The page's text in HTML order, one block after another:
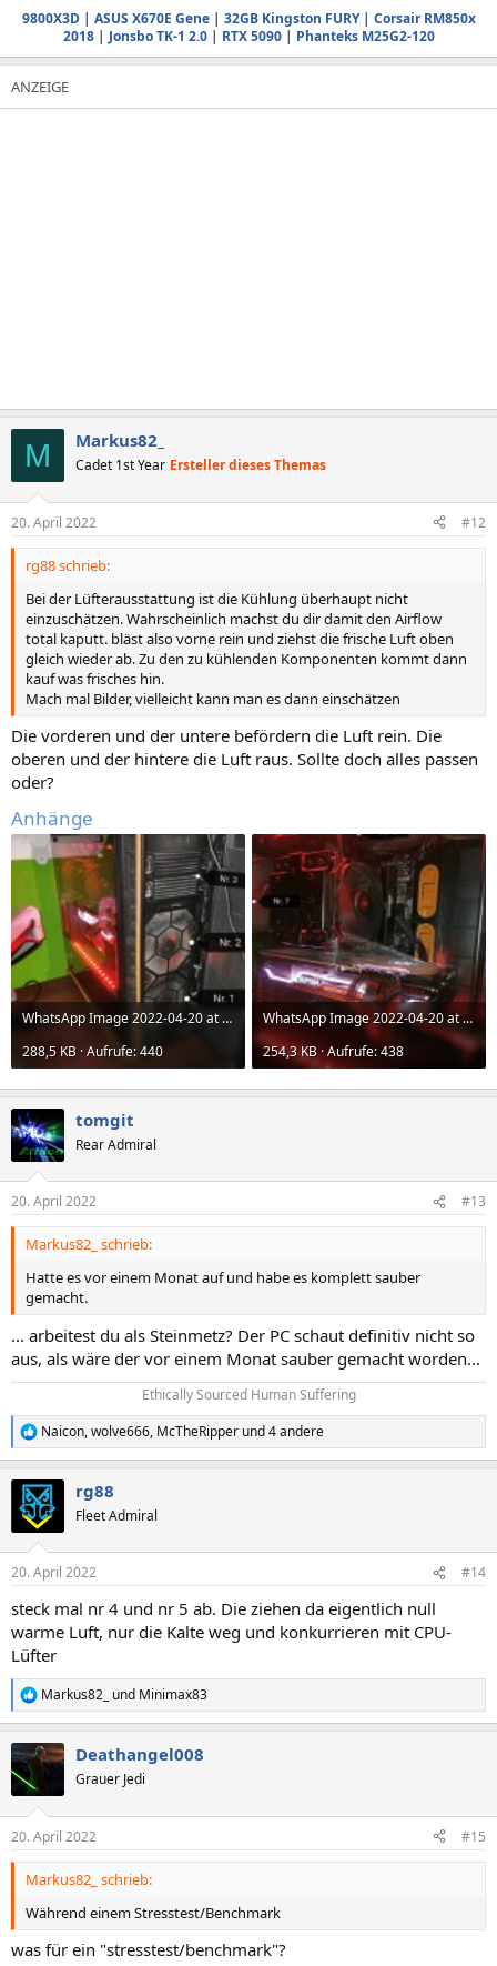
9800X3D| ASUS X670E Gene| 32GB Kingston FURY| Corsair RM850x
2018| Jonsbo TK-1 2.0| RTX 5090| Phanteks M25G2-120
M Markus82_
Cadet 1st Year Ersteller dieses Themas
20. April 2022 #12
rg88 schrieb:
Bei der Lüfterausstattung ist die Kühlung überhaupt nicht
einzuschätzen. Wahrscheinlich machst du dir damit den Airflow
total kaputt. bläst also vorne rein und ziehst die frische Luft oben
gleich wieder ab. Zu den zu kühlenden Komponenten kommt dann
kauf was frisches hin.
Mach mal Bilder, vielleicht kann man es dann einschätzen
Die vorderen und der untere befördern die Luft rein. Die
oberen und der hintere die Luft raus. Sollte doch alles passen
oder?
Anhänge
WhatsApp Image 2022-04-20 at 22.03.07.jpeg
288,5 KB · Aufrufe: 440
WhatsApp Image 2022-04-20 at 22.03.07 (1).jpeg
254,3 KB · Aufrufe: 438
tomgit
Rear Admiral
20. April 2022 #13
Markus82_ schrieb:
Hatte es vor einem Monat auf und habe es komplett sauber
gemacht.
... arbeitest du als Steinmetz? Der PC schaut definitiv nicht so
aus, als wäre der vor einem Monat sauber gemacht worden...
Ethically Sourced Human Suffering​
R
e
k
t
i
e
:
Naicon,wolve666, McTheRipper und 4 andere
rg88
Fleet Admiral
20. April 2022 #14
steck mal nr 4 und nr 5 ab. Die ziehen da eigentlich null
warme Luft, nur die Kalte weg und konkurrieren mit CPU-
Lüfter
R
e
k
t
e
n
Markus82_ und Minimax83
Deathangel008
Grauer Jedi
20. April 2022 #15
Markus82_ schrieb:
Während einem Stresstest/Benchmark
was für ein "stresstest/benchmark"?